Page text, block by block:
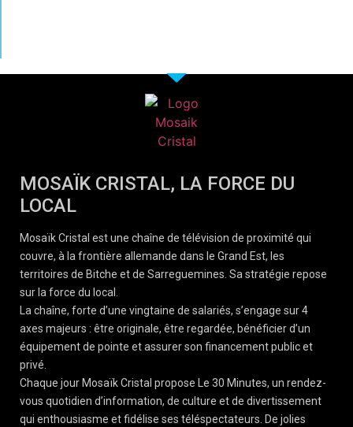
MOSAÏK CRISTAL, LA FORCE DU
LOCAL
Mosaïk Cristal est une chaîne de télévision de proximité qui
couvre, à la frontière allemande dans le Grand Est, les
territoires de Bitche et de Sarreguemines. Sa stratégie repose
sur la force du local.
La chaîne, forte d’une vingtaine de salariés, s’engage sur 4
axes majeurs : être originale, être regardée, bénéficier d’un
équipement de pointe et assurer son financement public et
privé.
Chaque jour Mosaïk Cristal propose Le 30 Minutes, un rendez-
vous quotidien d’information, de culture et de divertissement
qui enthousiasme et fidélise ses téléspectateurs. De jolies